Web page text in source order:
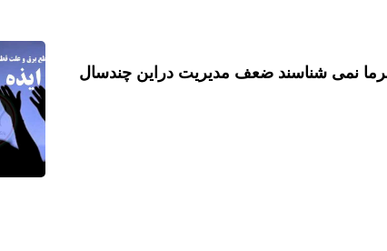
نمی شناسند ضعف مدیریت دراین چندسال